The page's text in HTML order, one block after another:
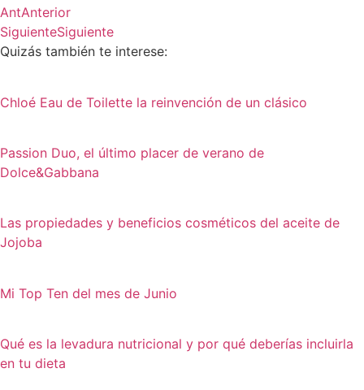
AntAnterior
SiguienteSiguiente
Quizás también te interese:
Chloé Eau de Toilette la reinvención de un clásico
Passion Duo, el último placer de verano de
Dolce&Gabbana
Las propiedades y beneficios cosméticos del aceite de
Jojoba
Mi Top Ten del mes de Junio
Qué es la levadura nutricional y por qué deberías incluirla
en tu dieta